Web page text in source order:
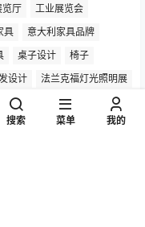
览厅
工业展览会
具
意大利家具品牌
桌子设计
椅子
设计
法兰克福灯光照明展
明设计
科隆国际家具展
米兰展览会
米兰设计周
搜索 菜单 我的